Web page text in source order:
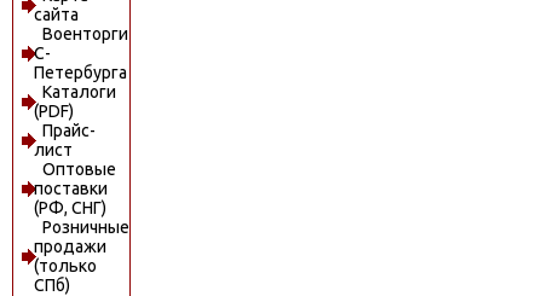
сайта
Военторги
С-
Петербурга
Каталоги
(PDF)
Прайс-
лист
Оптовые
поставки
(РФ, СНГ)
Розничные
продажи
(только
СПб)